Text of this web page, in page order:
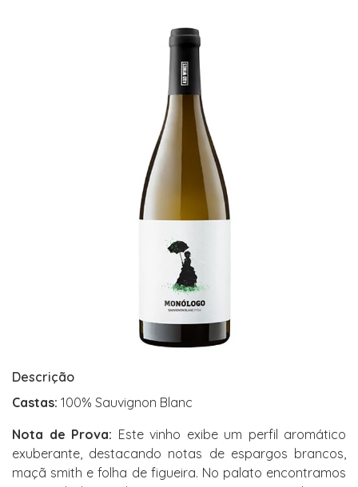
Descrição
Castas: 100% Sauvignon Blanc
Nota de Prova: Este vinho exibe um perfil aromático
exuberante, destacando notas de espargos brancos,
maçã smith e folha de figueira. No palato encontramos